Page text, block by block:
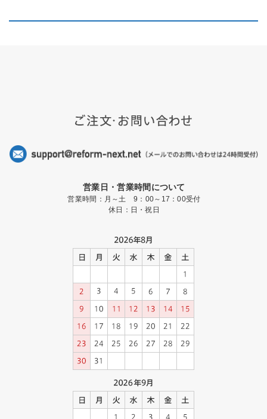
営業日・営業時間について
営業時間：月～土 9：00～17：00受付
休日：日・祝日